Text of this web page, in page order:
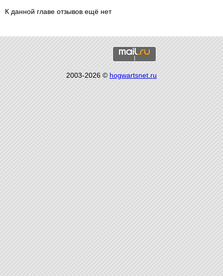
К данной главе отзывов ещё нет
2003-2026 ©hogwartsnet.ru